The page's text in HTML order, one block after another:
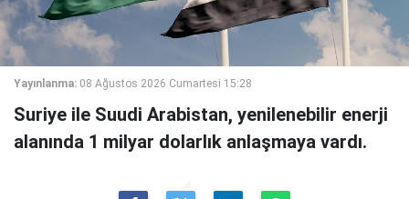
Yayınlanma: 08 Ağustos 2026 Cumartesi 15:28
Suriye ile Suudi Arabistan, yenilenebilir enerji
alanında 1 milyar dolarlık anlaşmaya vardı.